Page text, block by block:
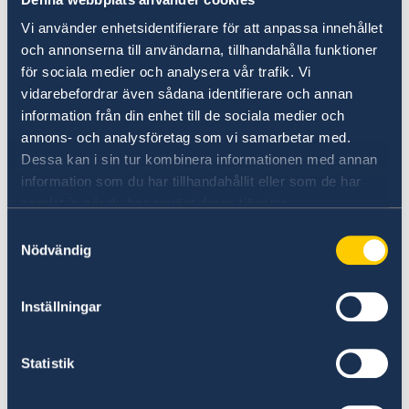
Vi använder enhetsidentifierare för att anpassa innehållet
och annonserna till användarna, tillhandahålla funktioner
för sociala medier och analysera vår trafik. Vi
vidarebefordrar även sådana identifierare och annan
information från din enhet till de sociala medier och
annons- och analysföretag som vi samarbetar med.
Dessa kan i sin tur kombinera informationen med annan
information som du har tillhandahållit eller som de har
Nödvändig
Inställningar
Statistik
Space” - ett livesamtal mellan Nobelpristagarna
Ferenc Krausz och Moungi Bawendi och den
danske astronauten Andreas Mogensen.
Deltagarna diskuterar bland annat vikten av
grundforskning, universum och om
utmaningarna med att utföra experiment i
rymden. Registrera dighär
för att följa
livesändningen digitalt.
Nobel Week Lights 2023
, en ljusfestival som
lyser upp byggnader och offentliga platser i
installationer av lokala och internationella
Nobelpristagarna och deras upptäckter.